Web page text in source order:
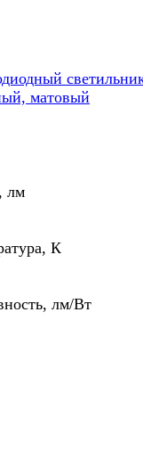
матовый
лм
К
лм/Вт